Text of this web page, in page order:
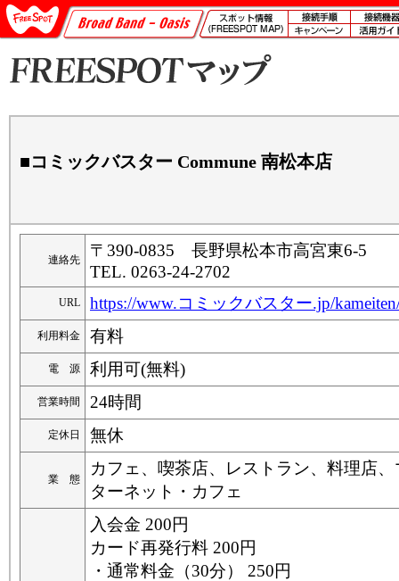
■コミックバスター Commune 南松本店
連絡先
〒390-0835 長野県松本市高宮東6-5
TEL. 0263-24-2702
URL https://www.コミックバスター.jp/
利用料金 有料
電 源 利用可(無料)
営業時間 24時間
定休日 無休
業 態
カフェ、喫茶店、レストラン、料理店
ターネット・カフェ
入会金 200円
カード再発行料 200円
・通常料金（30分） 250円